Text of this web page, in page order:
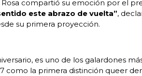
compartió su emoción por el
este abrazo de vuelta”,
su primera proyección.
es uno de los galardones
como la primera distinción queer